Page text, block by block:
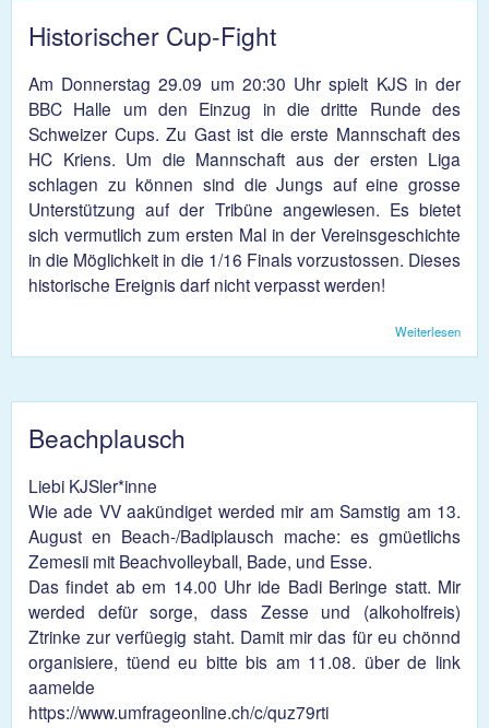
Historischer Cup-Fight
Am Donnerstag 29.09 um 20:30 Uhr spielt KJS in der
BBC Halle um den Einzug in die dritte Runde des
Schweizer Cups. Zu Gast ist die erste Mannschaft des
HC Kriens. Um die Mannschaft aus der ersten Liga
schlagen zu können sind die Jungs auf eine grosse
Unterstützung auf der Tribüne angewiesen. Es bietet
sich vermutlich zum ersten Mal in der Vereinsgeschichte
in die Möglichkeit in die 1/16 Finals vorzustossen. Dieses
historische Ereignis darf nicht verpasst werden!
Weiterlesen
Beachplausch
Liebi KJSler*inne
Wie ade VV aakündiget werded mir am Samstig am 13.
August en Beach-/Badiplausch mache: es gmüetlichs
Zemesii mit Beachvolleyball, Bade, und Esse.
Das findet ab em 14.00 Uhr ide Badi Beringe statt. Mir
werded defür sorge, dass Zesse und (alkoholfreis)
Ztrinke zur verfüegig staht. Damit mir das für eu chönnd
organisiere, tüend eu bitte bis am 11.08. über de link
aamelde
https://www.umfrageonline.ch/c/quz79rti